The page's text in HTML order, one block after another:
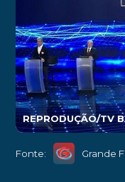
REPRODUÇÃO/TV
Fonte: Grande